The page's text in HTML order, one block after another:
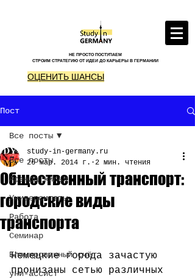
НЕ ПРОСТО ПОСТУПАЕМ
СТРОИМ СТРАТЕГИЮ ОТ ИДЕИ ДО КАРЬЕРЫ В ГЕРМАНИИ
ОЦЕНИТЬ ШАНСЫ
Пост
Все посты
Аренда жилья
Университеты
Работа
Семинар
Блокированный счёт
уни-ассист
Все посты
Общественный транспорт:
городские виды
транспорта
study-in-germany.ru
26 мар. 2014 г.
2 мин. чтения
Немецкие города зачастую
пронизаны сетью различных